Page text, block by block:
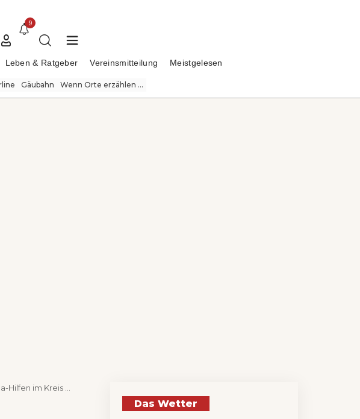
9
Leben & Ratgeber Vereinsmitteilung Meistgelesen
Gäubahn Wenn Orte erzählen ...
zurückgefordert?
Das Wetter